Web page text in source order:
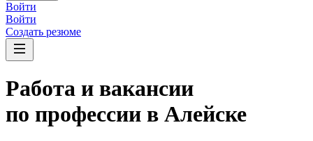
Войти
Войти
Создать резюме
Работа и вакансии
по профессии в Алейске